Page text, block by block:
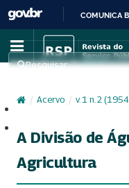
COMUNICA
Pesquisar
/ Acervo / v. 1 n. 2
A Divisão de
Agricultura